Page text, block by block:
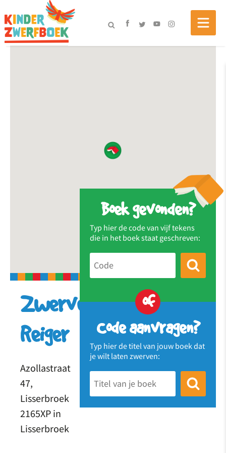
Boek gevonden?
Typ hier de code van vijf tekens
die in het boek staat geschreven:
of
Code aanvragen?
Typ hier de titel van jouw boek dat
je wilt laten zwerven:
Zwervende
Reiger
Azollastraat
47,
Lisserbroek
2165XP in
Lisserbroek